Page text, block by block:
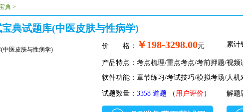
典 >
典试题库(中医皮肤与性病学)
价 格： ￥198-3298.00元 累计
产品特点：考点梳理/重点考点/考前押题/视
软件功能：章节练习/考试技巧/模拟考场/人
试题数量： 3358 道题 （ 用户评价） 解题